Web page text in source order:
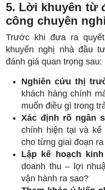
5. Lời khuyên từ
công chuyên
Trước khi đưa ra
khuyến nghị nhà đầu
đánh giá quan trọng sau:
Nghiên cứu thị
khách hàng chính
muốn điều gì trong
Xác định rõ ngân
chính hiện tại và kế
cho từng giai đoạn
Lập kế hoạch
doanh thu – lợi
vận hành ra sao?